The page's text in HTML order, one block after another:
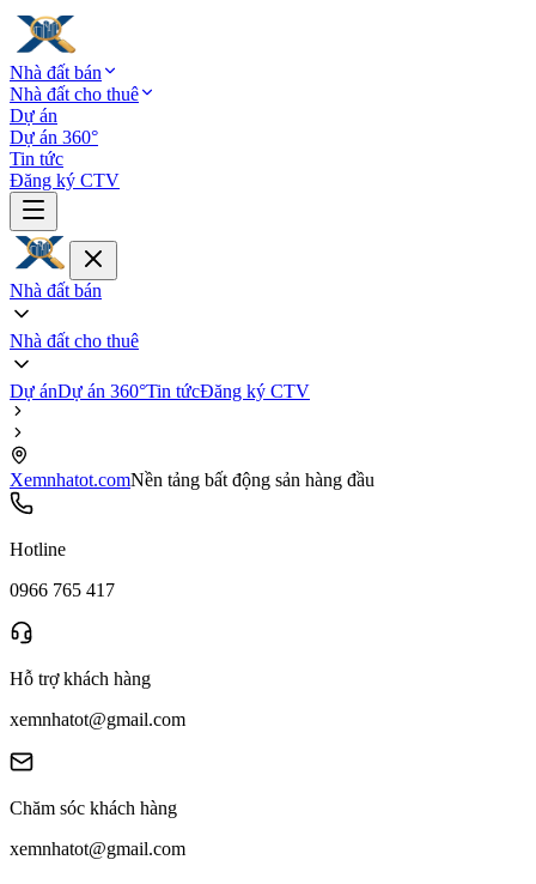
Nhà đất bán
Nhà đất cho thuê
Dự án
Dự án 360°
Tin tức
Đăng ký CTV
Nhà đất bán
Nhà đất cho thuê
Dự ánDự án 360°Tin tứcĐăng ký CTV
Xemnhatot.comNền tảng bất động sản hàng đầu
Hotline
0966 765 417
Hỗ trợ khách hàng
xemnhatot@gmail.com
Chăm sóc khách hàng
xemnhatot@gmail.com